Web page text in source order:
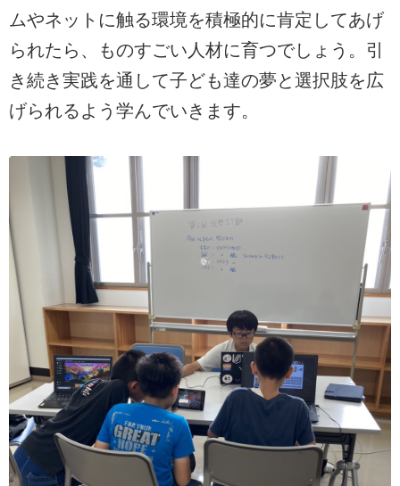
ムやネットに触る環境を積極的に肯定してあげ
られたら、ものすごい人材に育つでしょう。引
き続き実践を通して子ども達の夢と選択肢を広
げられるよう学んでいきます。